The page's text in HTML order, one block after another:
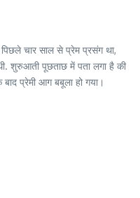
चार साल से प्रेम प्रसंग था,
शुरुआती पूछताछ में पता लगा है की
प्रेमी आग बबूला हो गया।